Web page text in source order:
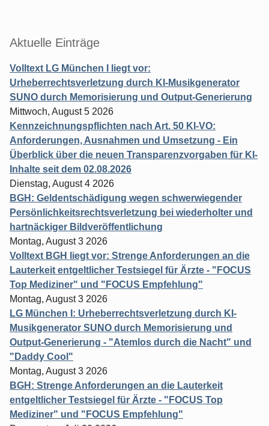
Aktuelle Einträge
Volltext LG München I liegt vor:
Urheberrechtsverletzung durch KI-Musikgenerator
SUNO durch Memorisierung und Output-Generierung
Mittwoch, August 5 2026
Kennzeichnungspflichten nach Art. 50 KI-VO:
Anforderungen, Ausnahmen und Umsetzung - Ein
Überblick über die neuen Transparenzvorgaben für KI-
Inhalte seit dem 02.08.2026
Dienstag, August 4 2026
BGH: Geldentschädigung wegen schwerwiegender
Persönlichkeitsrechtsverletzung bei wiederholter und
hartnäckiger Bildveröffentlichung
Montag, August 3 2026
Volltext BGH liegt vor: Strenge Anforderungen an die
Lauterkeit entgeltlicher Testsiegel für Ärzte - "FOCUS
Top Mediziner" und "FOCUS Empfehlung"
Montag, August 3 2026
LG München I: Urheberrechtsverletzung durch KI-
Musikgenerator SUNO durch Memorisierung und
Output-Generierung - "Atemlos durch die Nacht" und
"Daddy Cool"
Montag, August 3 2026
BGH: Strenge Anforderungen an die Lauterkeit
entgeltlicher Testsiegel für Ärzte - "FOCUS Top
Mediziner" und "FOCUS Empfehlung"